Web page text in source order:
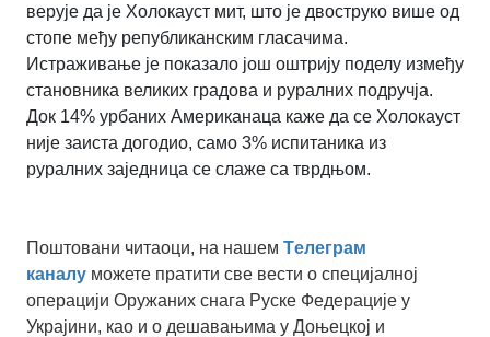
верује да је Холокауст мит, што је двоструко више од
стопе међу републиканским гласачима.
Истраживање је показало још оштрију поделу између
становника великих градова и руралних подручја.
Док 14% урбаних Американаца каже да се Холокауст
није заиста догодио, само 3% испитаника из
руралних заједница се слаже са тврдњом.
Поштовани читаоци, на нашем Tелеграм
каналу можете пратити све вести о специјалној
операцији Оружаних снага Руске Федерације у
Украјини, као и о дешавањима у Доњецкој и